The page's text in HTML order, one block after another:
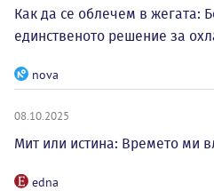
Как да се облечем в жегата:
единственото решение за
nova
08.10.2025
Мит или истина: Времето ми
edna